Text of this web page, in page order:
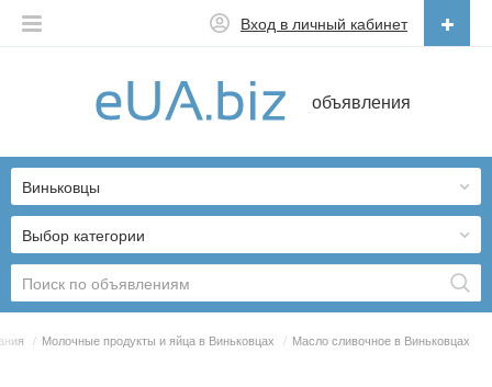
объявления
Вход в личный кабинет
Українська
Выбор категории
Виньковцы
/ Молочные продукты и яйца в Виньковцах / Масло сливочное в Виньковцах